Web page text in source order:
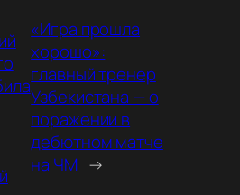
«Игра прошла
хорошо»:
главный тренер
Узбекистана — о
поражении в
дебютном матче
на ЧМ →